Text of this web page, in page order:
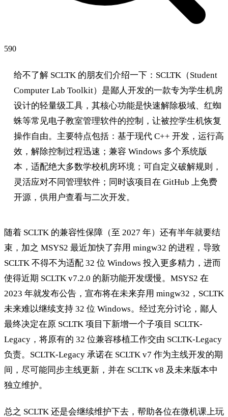
590
给不了解 SCLTK 的朋友们介绍一下：SCLTK（Student
Computer Lab Toolkit）是鄙人开发的一款专为学生机房
设计的轻量级工具，其核心功能是快速解除极域、红蜘
蛛等常见电子教室管理软件的控制，让被控学生机恢复
操作自由。主要特点包括：基于现代 C++ 开发，运行高
效，解除控制过程迅速；兼容 Windows 多个系统版
本，适配绝大多数学校机房环境；可自定义破解规则，
灵活应对不同管理软件；同时该项目在 GitHub 上免费
开源，供用户查看与二次开发。
随着 SCLTK 的兼容性保障（至 2027 年）还有半年就要结
束，加之 MSYS2 最近加快了弃用 mingw32 的进程，导致
SCLTK 不得不为适配 32 位 Windows 投入更多精力，进而
使得近期 SCLTK v7.2.0 的新功能开发缓慢。MSYS2 在
2023 年就发布公告，宣布将在未来弃用 mingw32，SCLTK
未来难以继续支持 32 位 Windows。经过充分讨论，鄙人
最终决定在原 SCLTK 项目下新增一个子项目 SCLTK-
Legacy，将原有的 32 位兼容移植工作交由 SCLTK-Legacy
负责。SCLTK-Legacy 承诺在 SCLTK v7 作为主线开发的期
间，尽可能同步主线更新，并在 SCLTK v8 及未来版本中
独立维护。
总之 SCLTK 还是会继续维护下去，帮助各位在微机课上玩